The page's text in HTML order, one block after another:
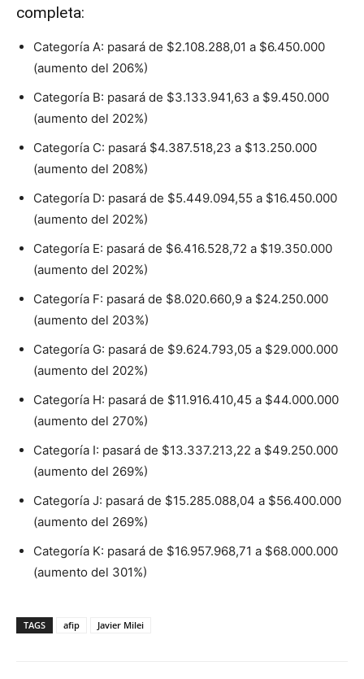
completa:
Categoría A: pasará de $2.108.288,01 a $6.450.000
(aumento del 206%)
Categoría B: pasará de $3.133.941,63 a $9.450.000
(aumento del 202%)
Categoría C: pasará $4.387.518,23 a $13.250.000
(aumento del 208%)
Categoría D: pasará de $5.449.094,55 a $16.450.000
(aumento del 202%)
Categoría E: pasará de $6.416.528,72 a $19.350.000
(aumento del 202%)
Categoría F: pasará de $8.020.660,9 a $24.250.000
(aumento del 203%)
Categoría G: pasará de $9.624.793,05 a $29.000.000
(aumento del 202%)
Categoría H: pasará de $11.916.410,45 a $44.000.000
(aumento del 270%)
Categoría I: pasará de $13.337.213,22 a $49.250.000
(aumento del 269%)
Categoría J: pasará de $15.285.088,04 a $56.400.000
(aumento del 269%)
Categoría K: pasará de $16.957.968,71 a $68.000.000
(aumento del 301%)
TAGS afip Javier Milei